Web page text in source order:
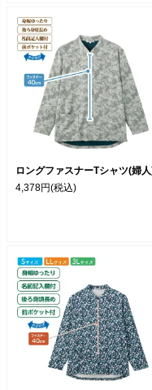
ロングファスナーTシャツ(婦
4,378円(税込)